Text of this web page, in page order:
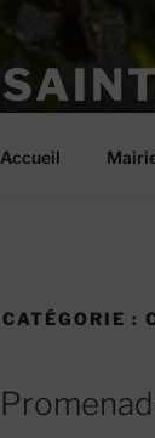
Accueil
CATÉGORIE :